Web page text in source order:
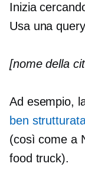
Inizia
Usa una
[nome della
Ad esempio,
ben
(così come a
food truck).